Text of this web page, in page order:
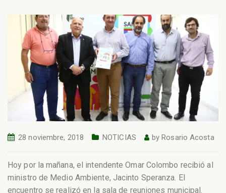
28 noviembre, 2018 NOTICIAS byRosario Acosta
Hoy por la mañana, el intendente Omar Colombo recibió al
ministro de Medio Ambiente, Jacinto Speranza. El
encuentro se realizó en la sala de reuniones municipal.